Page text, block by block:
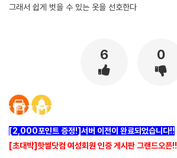
그래서 쉽게 벗을 수 있는 옷을 선호한다
6 0
[2,000포인트 증정!]서버 이전이 완료되었습니다!!
[초대박]핫썰닷컴 여성회원 인증 게시판 그랜드오픈!!